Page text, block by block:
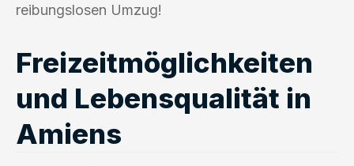
reibungslosen Umzug!
Freizeitmöglichkeiten
und Lebensqualität in
Amiens